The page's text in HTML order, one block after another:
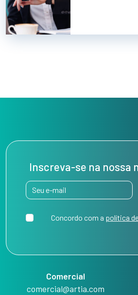
Inscreva-se na nossa
Concordo com a política
Comercial
comercial@artia.com